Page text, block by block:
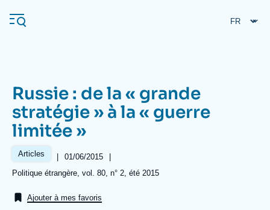
au
contenu
Navigation
principale
L'Ifri
Analyses
Russie : de la « grande
stratégie » à la « guerre
limitée »
Articles |
Date
de
publication
01/06/2015
|
Références
Politique étrangère, vol. 80, n° 2, été 2015
Ajouter à mes favoris